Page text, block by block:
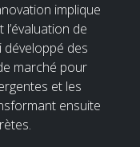
implique
l’évaluation de
développé des
marché pour
et les
ensuite